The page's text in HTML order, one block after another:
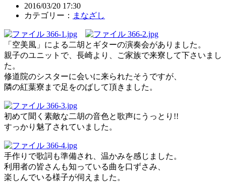
2016/03/20 17:30
カテゴリー： まなざし
「空美風」による二胡とギターの演奏会がありました。
親子のユニットで、長崎より、ご家族で来寮して下さいまし
た。
修道院のシスターに会いに来られたそうですが、
隣の紅葉寮まで足をのばして頂きました。
初めて聞く素敵な二胡の音色と歌声にうっとり!!
すっかり魅了されていました。
手作りで歌詞も準備され、温かみを感じました。
利用者の皆さんも知っている曲を口ずさみ、
楽しんでいる様子が伺えました。